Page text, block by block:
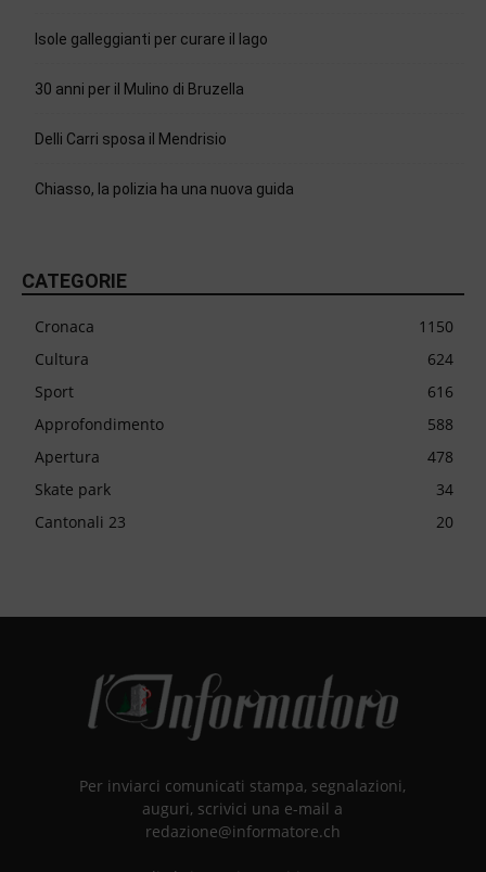
Isole galleggianti per curare il lago
30 anni per il Mulino di Bruzella
Delli Carri sposa il Mendrisio
Chiasso, la polizia ha una nuova guida
CATEGORIE
Cronaca
1150
Cultura
624
Sport
616
Approfondimento
588
Apertura
478
Skate park
34
Cantonali 23
20
Per inviarci comunicati stampa, segnalazioni,
auguri, scrivici una e-mail a
redazione@informatore.ch